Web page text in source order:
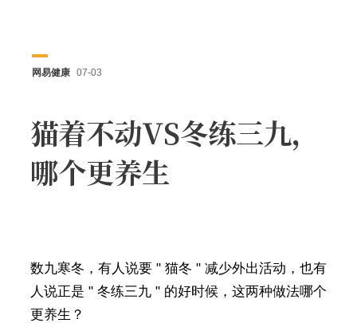
网易健康 07-03
猫着不动VS冬练三九，
哪个更养生
数九寒冬，有人说要 " 猫冬 " 减少外出活动，也有
人说正是 " 冬练三九 " 的好时候，这两种做法哪个
更养生？